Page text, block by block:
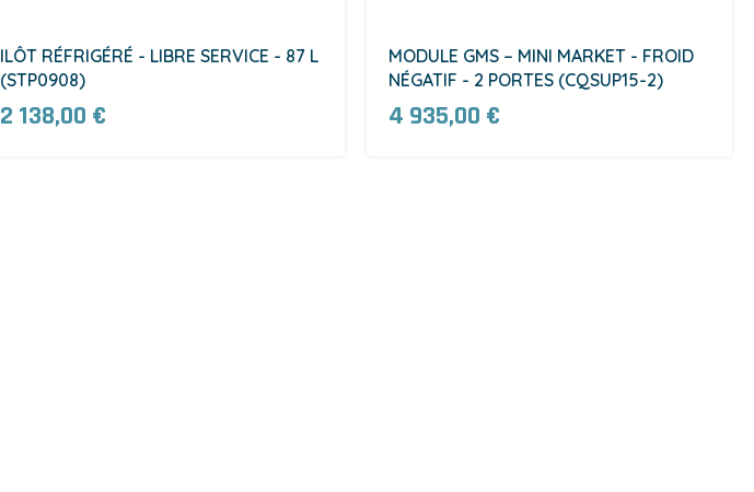
ILÔT RÉFRIGÉRÉ - LIBRE SERVICE - 87 L
(STP0908)
2 138,00 €
MODULE GMS – MINI MARKET - FROID
NÉGATIF - 2 PORTES (CQSUP15-2)
4 935,00 €